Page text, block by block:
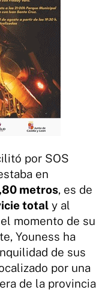
por SOS
en
metros, es de
total y al
momento de su
Youness ha
de sus
por una
de la provincia